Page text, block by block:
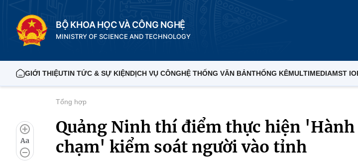
BỘ KHOA HỌC VÀ CÔNG NGHỆ
MINISTRY OF SCIENCE AND TECHNOLOGY
GIỚI THIỆUTIN TỨC & SỰ KIỆNDỊCH VỤ CÔNGHỆ THỐNG VĂN BẢNTHỐNG KÊMULTIMEDIAMST
Aa
Tổng hợp
Quảng Ninh thí điểm thực hiện
chạm' kiểm soát người vào tỉnh